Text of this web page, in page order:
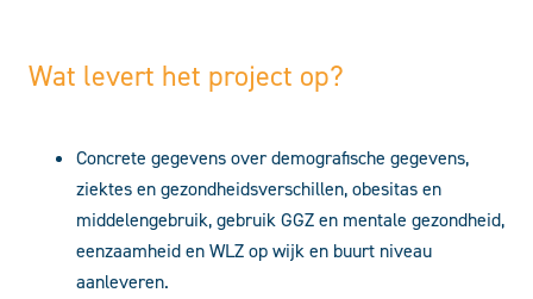
Wat levert het project op?
Concrete gegevens over demografische gegevens,
ziektes en gezondheidsverschillen, obesitas en
middelengebruik, gebruik GGZ en mentale gezondheid,
eenzaamheid en WLZ op wijk en buurt niveau
aanleveren.